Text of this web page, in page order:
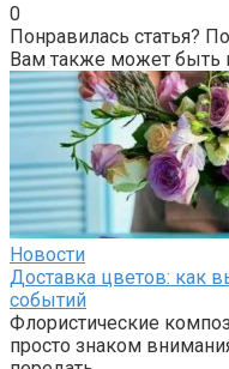
0
Понравилась статья?
Вам также может быть
Новости
Доставка цветов: как
событий
Флористические
просто знаком